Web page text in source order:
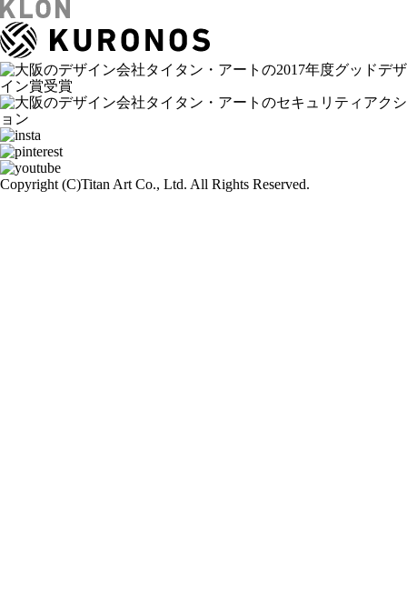
Copyright (C)Titan Art Co., Ltd. All Rights Reserved.